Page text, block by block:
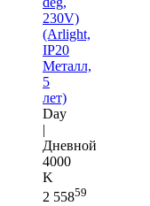
230V)
(Arlight,
IP20
Металл,
5
лет)
Day
|
Дневной
4000
K
2 55859